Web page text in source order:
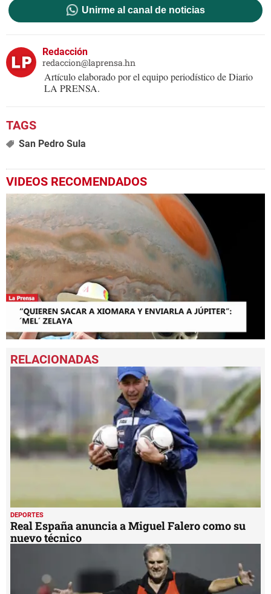
Unirme al canal de noticias
Redacción
redaccion@laprensa.hn
Artículo elaborado por el equipo periodístico de Diario
LA PRENSA.
San Pedro Sula
VIDEOS RECOMENDADOS
seconds
of
DEPORTES
Real España anuncia a Miguel Falero como su
nuevo técnico